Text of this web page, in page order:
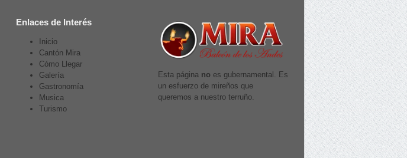
Enlaces de Interés
Inicio
Cantón Mira
Cómo Llegar
Galería
Gastronomía
Musica
Turismo
Esta página no es gubernamental. Es
un esfuerzo de mireños que
queremos a nuestro terruño.